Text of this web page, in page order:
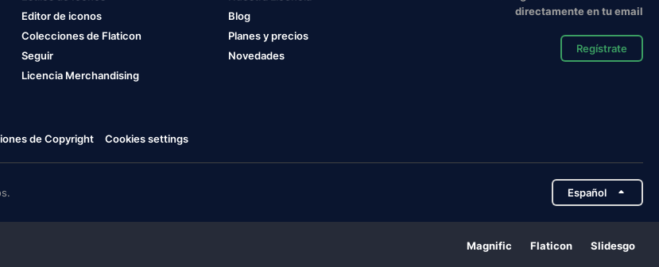
Editor de iconos
Colecciones de Flaticon
Seguir
Licencia Merchandising
Blog
Planes y precios
Novedades
directamente en tu email
Regístrate
de Copyright Cookies settings
Español
Magnific Flaticon Slidesgo